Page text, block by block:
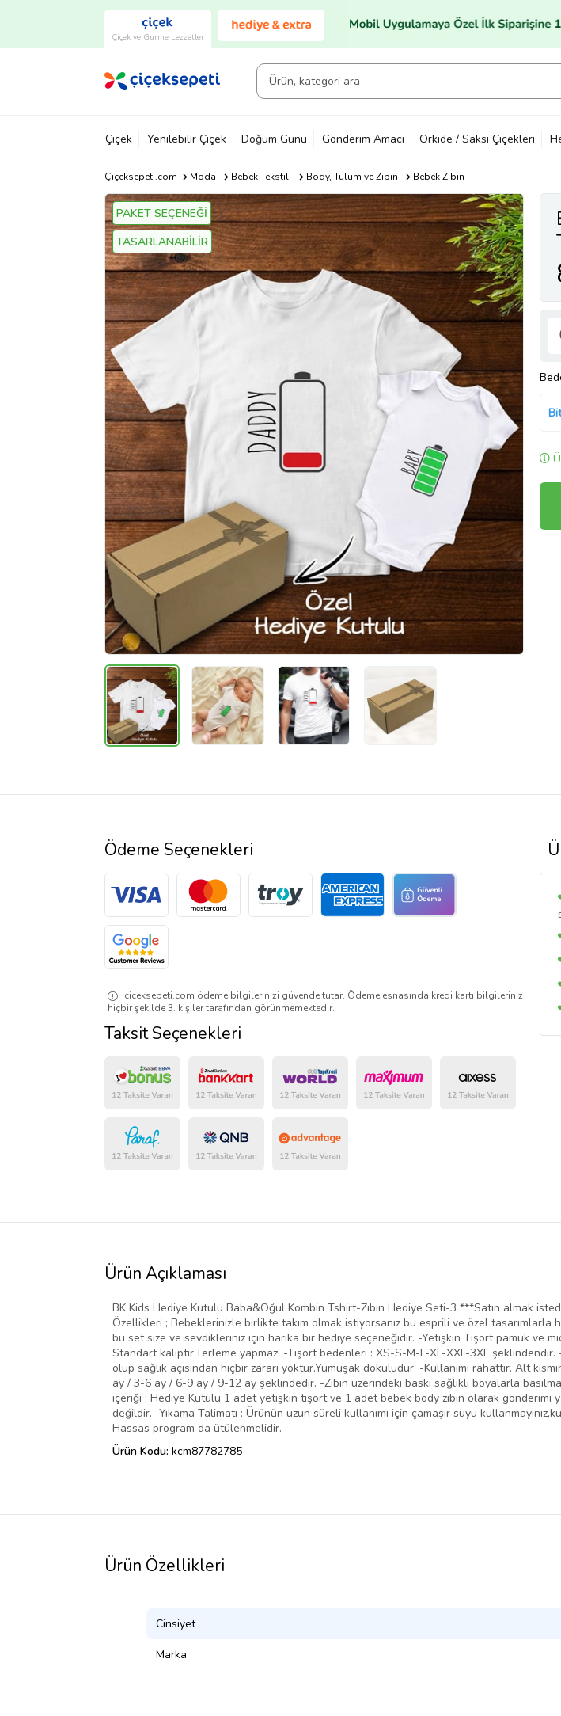
Çiçek ve Gurme Lezzetler
Çiçek Yenilebilir Çiçek Doğum Günü Gönderim Amacı Orkide / Saksı Çiçekleri
Çiçeksepeti.com Moda Bebek Tekstili Body, Tulum ve Zıbın Bebek Zıbın
PAKET SEÇENEĞİ
TASARLANABİLİR
Ödeme Seçenekleri
ciceksepeti.com ödeme bilgilerinizi güvende tutar. Ödeme esnasında kredi kartı bilgileriniz
hiçbir şekilde 3. kişiler tarafından görünmemektedir.
Taksit Seçenekleri
Ürün Açıklaması
BK Kids Hediye Kutulu Baba&Oğul Kombin Tshirt-Zıbın Hediye Seti-3 ***Satın almak
Özellikleri ; Bebeklerinizle birlikte takım olmak istiyorsanız bu esprili ve özel tasarımlarla
bu set size ve sevdikleriniz için harika bir hediye seçeneğidir. -Yetişkin Tişört pamuk ve
Standart kalıptır.Terleme yapmaz. -Tişört bedenleri : XS-S-M-L-XL-XXL-3XL şeklindendir.
olup sağlık açısından hiçbir zararı yoktur.Yumuşak dokuludur. -Kullanımı rahattır. Alt
ay / 3-6 ay / 6-9 ay / 9-12 ay şeklindedir. -Zıbın üzerindeki baskı sağlıklı boyalarla
içeriği ; Hediye Kutulu 1 adet yetişkin tişört ve 1 adet bebek body zıbın olarak
değildir. -Yıkama Talimatı : Ürünün uzun süreli kullanımı için çamaşır suyu
Hassas program da ütülenmelidir.
Ürün Kodu: kcm87782785
Ürün Özellikleri
Cinsiyet
Marka